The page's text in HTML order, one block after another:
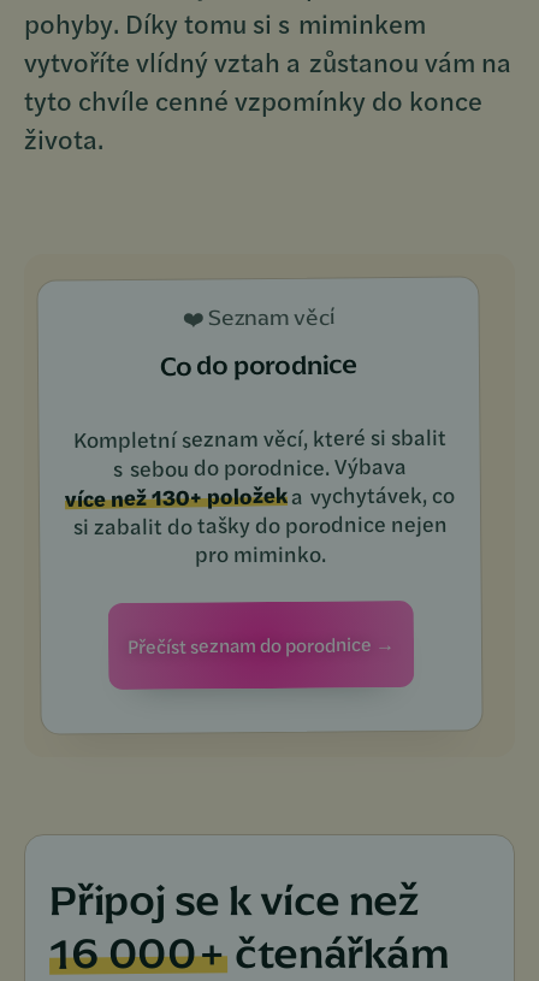
pohyby. Díky tomu si s miminkem
vytvoříte vlídný vztah a zůstanou vám na
tyto chvíle cenné vzpomínky do konce
života.
Připoj se k více než
16 000+čtenářkám
❤️ Seznam věcí
Co do porodnice
Kompletní seznam věcí, které si sbalit
s sebou do porodnice. Výbava
více než 130+ položeka vychytávek, co
si zabalit do tašky do porodnice nejen
pro miminko.
Přečíst seznam do porodnice →